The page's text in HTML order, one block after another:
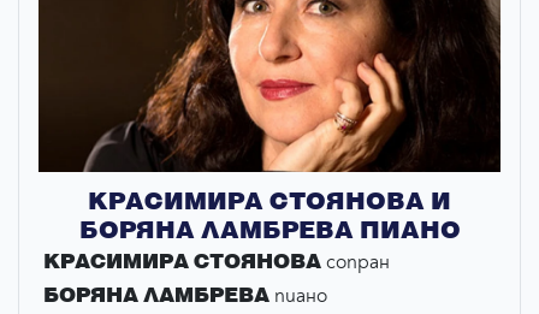
КРАСИМИРА СТОЯНОВА И
БОРЯНА ЛАМБРЕВА ПИАНО
КРАСИМИРА СТОЯНОВАсопран
БОРЯНА ЛАМБРЕВА пиано